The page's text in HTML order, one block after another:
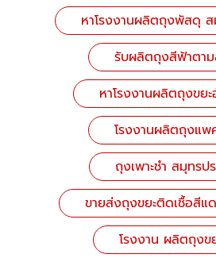
หาโรงงานผลิตถุงพัสดุ ส
รับผลิตถุงสีฟ้าตาม
หาโรงงานผลิตถุงขย
โรงงานผลิตถุงแพ
ถุงเพาะชำ สมุทรป
ขายส่งถุงขยะติดเชื้อสีแ
โรงงาน ผลิตถุงข